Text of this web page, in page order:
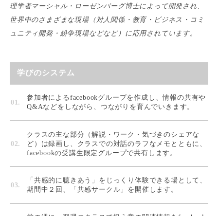
理学者マーシャル・ローゼンバーグ博士によって開発され、
世界中のさまざまな現場（対人関係・教育・ビジネス・コミ
ュニティ開発・紛争現場などなど）に応用されています。
学びのシステム
参加者によるfacebookグループを作成し、情報の共有や
Q&Aなどをしながら、つながりを育んでいきます。
クラスの主な部分（解説・ワーク・気づきのシェアな
ど）は録画し、クラスでの対話のラフなメモとともに、
facebookの受講生限定グループで共有します。
「共感的に聴きあう」をじっくり体験できる場として、
期間中２回、「共感サークル」を開催します。